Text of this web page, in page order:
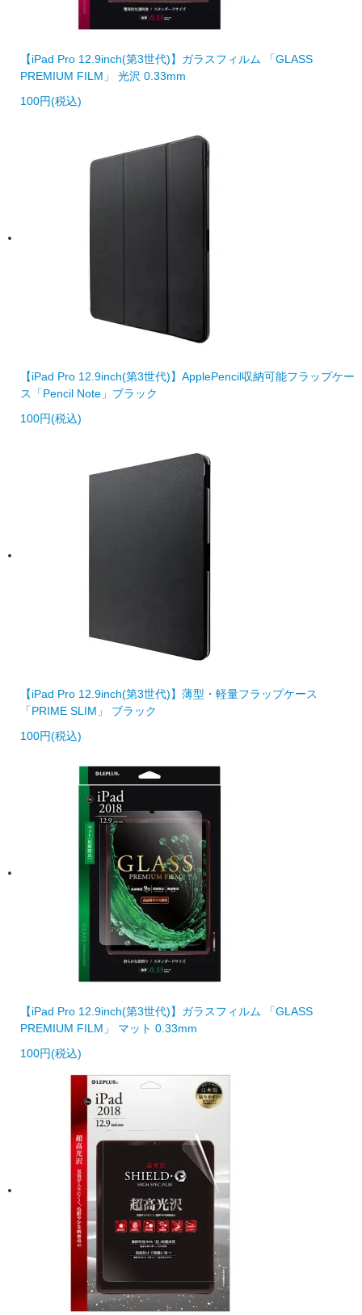
【iPad Pro 12.9inch(第3世代)】ガラスフィルム 「GLASS
PREMIUM FILM」 光沢 0.33mm
100円(税込)
【iPad Pro 12.9inch(第3世代)】ApplePencil収納可能フラップケー
ス「Pencil Note」ブラック
100円(税込)
【iPad Pro 12.9inch(第3世代)】薄型・軽量フラップケース
「PRIME SLIM」 ブラック
100円(税込)
【iPad Pro 12.9inch(第3世代)】ガラスフィルム 「GLASS
PREMIUM FILM」 マット 0.33mm
100円(税込)